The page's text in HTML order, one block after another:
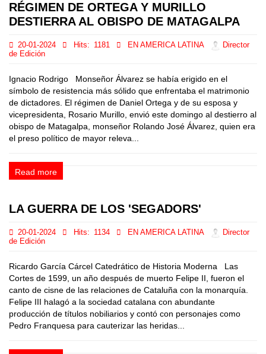
RÉGIMEN DE ORTEGA Y MURILLO
DESTIERRA AL OBISPO DE MATAGALPA
20-01-2024 Hits: 1181 EN AMERICA LATINA
Director
de Edición
Ignacio Rodrigo Monseñor Álvarez se había erigido en el
símbolo de resistencia más sólido que enfrentaba el matrimonio
de dictadores. El régimen de Daniel Ortega y de su esposa y
vicepresidenta, Rosario Murillo, envió este domingo al destierro al
obispo de Matagalpa, monseñor Rolando José Álvarez, quien era
el preso político de mayor releva...
Read more
LA GUERRA DE LOS 'SEGADORS'
20-01-2024 Hits: 1134 EN AMERICA LATINA
Director
de Edición
Ricardo García Cárcel Catedrático de Historia Moderna Las
Cortes de 1599, un año después de muerto Felipe II, fueron el
canto de cisne de las relaciones de Cataluña con la monarquía.
Felipe III halagó a la sociedad catalana con abundante
producción de títulos nobiliarios y contó con personajes como
Pedro Franquesa para cauterizar las heridas...